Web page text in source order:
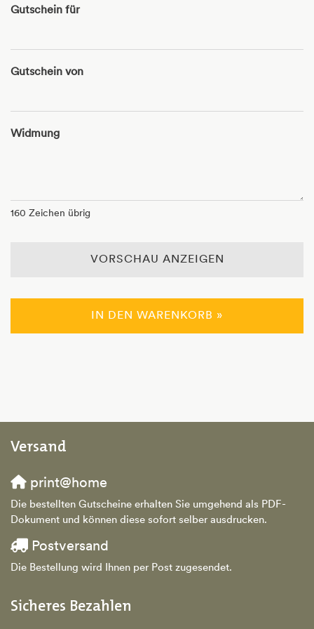
Gutschein für
Gutschein von
Widmung
160 Zeichen übrig
VORSCHAU ANZEIGEN
IN DEN WARENKORB »
Versand
print@home
Die bestellten Gutscheine erhalten Sie umgehend als PDF-
Dokument und können diese sofort selber ausdrucken.
Postversand
Die Bestellung wird Ihnen per Post zugesendet.
Sicheres Bezahlen